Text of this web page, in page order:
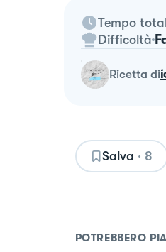
Tempo
Difficoltà
ricetta di
Salva · 8
POTREBBERO